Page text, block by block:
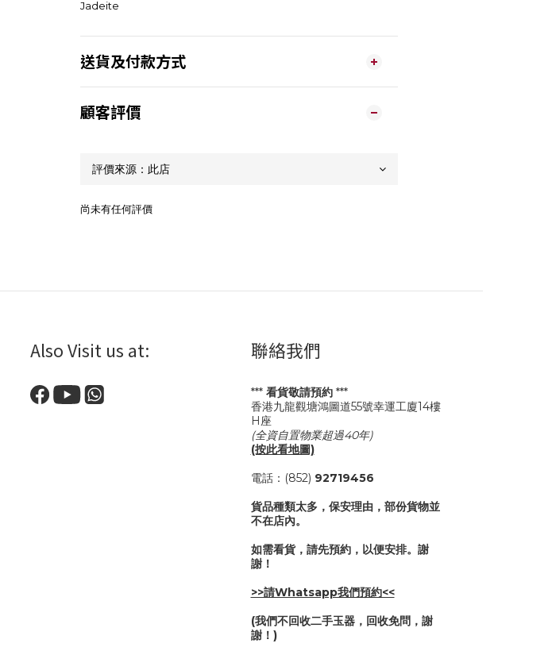
送貨及付款方式
顧客評價
尚未有任何評價
Also Visit us at: 聯絡我們
*** 看貨敬請預約***
香港九龍觀塘鴻圖道55號幸運工廈14樓
H座
(全資自置物業超過40年)
(按此看地圖)
電話：(852) 92719456
貨品種類太多，保安理由，部份貨物並
不在店內。
如需看貨，請先預約，以便安排。謝
謝！
>>請Whatsapp我們預約<<
(我們不回收二手玉器，回收免問，謝
謝！)